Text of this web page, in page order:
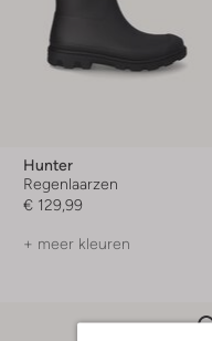
Hunter
Regenlaarzen
€ 129,99
+ meer kleuren